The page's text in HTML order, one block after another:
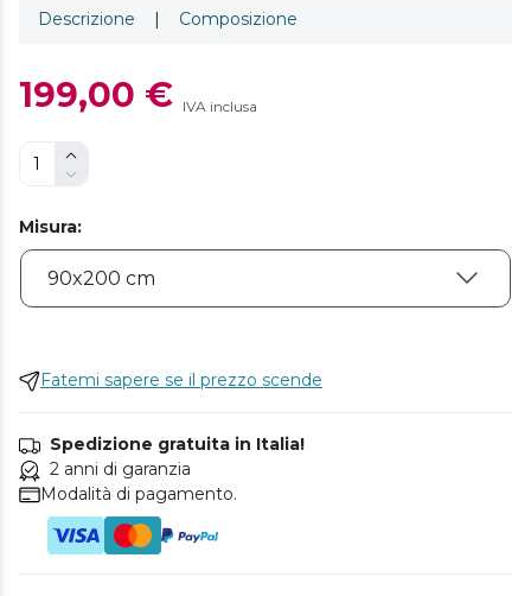
Descrizione | Composizione
199,00 € IVA inclusa
Misura:
Fatemi sapere se il prezzo scende
Spedizione gratuita in Italia!
2 anni di garanzia
Modalità di pagamento.